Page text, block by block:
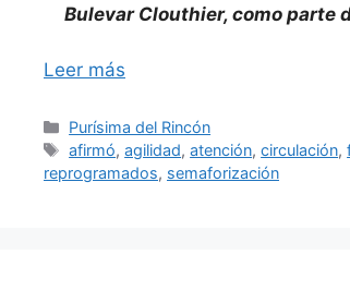
Bulevar Clouthier, como parte
Leer más
Categorías
Purísima del Rincón
Etiquetas
afirmó,agilidad,atención,circulación,
reprogramados, semaforización